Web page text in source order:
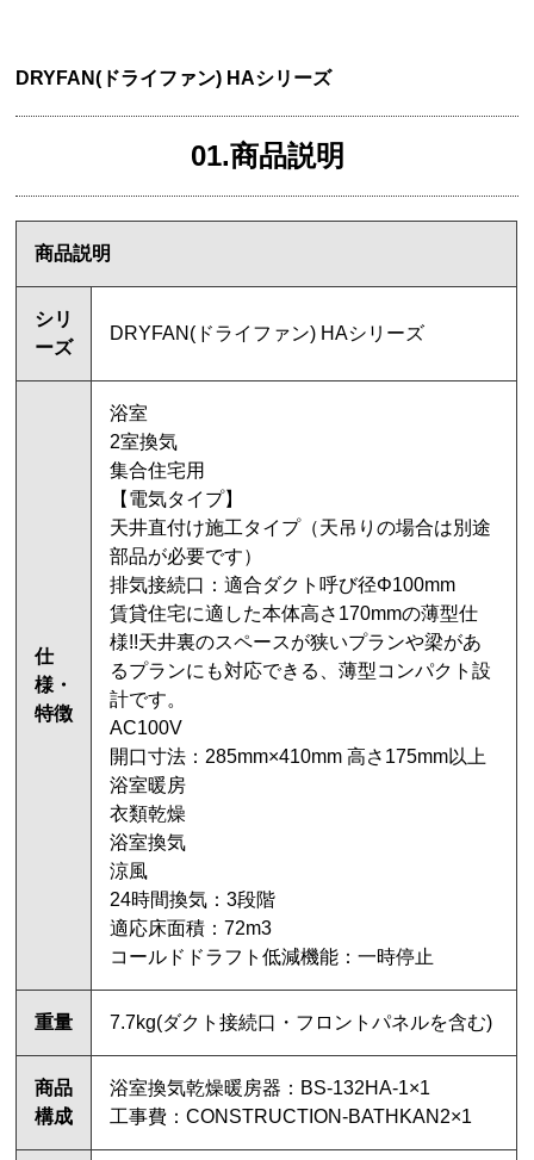
DRYFAN(ドライファン) HAシリーズ
01.商品説明
商品説明
シリ
ーズ
DRYFAN(ドライファン) HAシリーズ
仕
様・
特徴
浴室
2室換気
集合住宅用
【電気タイプ】
天井直付け施工タイプ（天吊りの場合は別途
部品が必要です）
排気接続口：適合ダクト呼び径Φ100mm
賃貸住宅に適した本体高さ170mmの薄型仕
様!!天井裏のスペースが狭いプランや梁があ
るプランにも対応できる、薄型コンパクト設
計です。
AC100V
開口寸法：285mm×410mm 高さ175mm以上
浴室暖房
衣類乾燥
浴室換気
涼風
24時間換気：3段階
適応床面積：72m3
コールドドラフト低減機能：一時停止
重量 7.7kg(ダクト接続口・フロントパネルを含む)
商品
構成
浴室換気乾燥暖房器：BS-132HA-1×1
工事費：CONSTRUCTION-BATHKAN2×1